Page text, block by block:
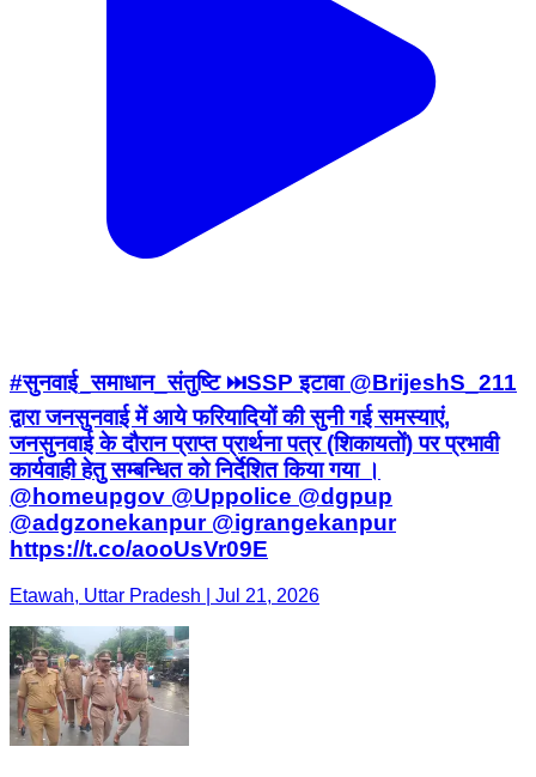
#सुनवाई_समाधान_संतुष्टि ⏭️SSP इटावा @BrijeshS_211
द्वारा जनसुनवाई में आये फरियादियों की सुनी गई समस्याएं,
जनसुनवाई के दौरान प्राप्त प्रार्थना पत्र (शिकायतों) पर प्रभावी
कार्यवाही हेतु सम्बन्धित को निर्देशित किया गया ।
@homeupgov @Uppolice @dgpup
@adgzonekanpur @igrangekanpur
https://t.co/aooUsVr09E
Etawah, Uttar Pradesh | Jul 21, 2026